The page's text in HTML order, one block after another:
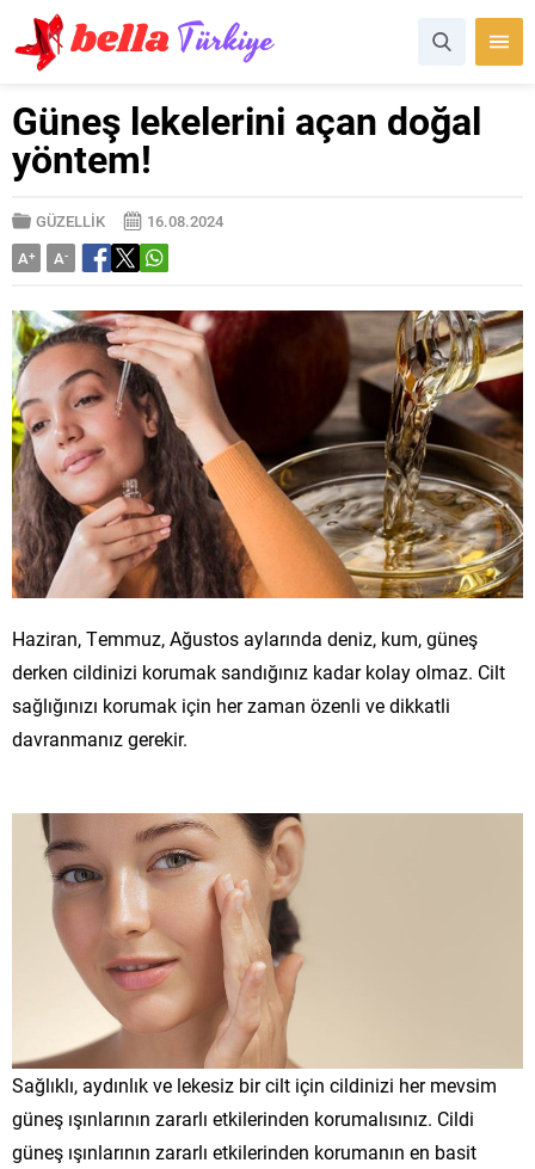
Güneş lekelerini açan doğal
yöntem!
GÜZELLİK
16.08.2024
A+ A-
Haziran, Temmuz, Ağustos aylarında deniz, kum, güneş
derken cildinizi korumak sandığınız kadar kolay olmaz. Cilt
sağlığınızı korumak için her zaman özenli ve dikkatli
davranmanız gerekir.
Sağlıklı, aydınlık ve lekesiz bir cilt için cildinizi her mevsim
güneş ışınlarının zararlı etkilerinden korumalısınız. Cildi
güneş ışınlarının zararlı etkilerinden korumanın en basit